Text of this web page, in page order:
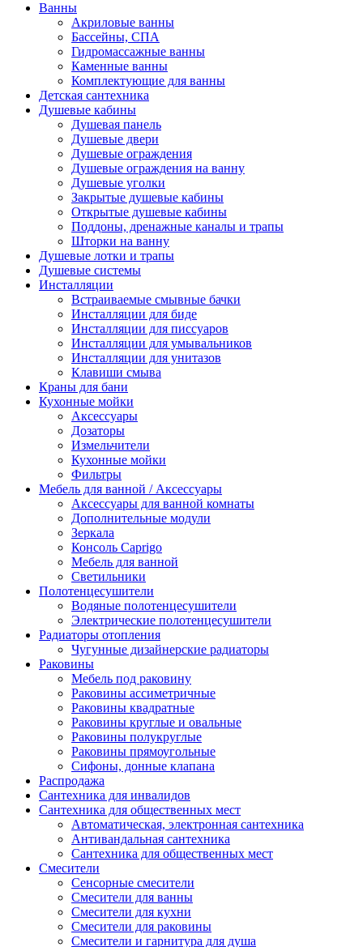
Ванны
Акриловые ванны
Бассейны, СПА
Гидромассажные ванны
Каменные ванны
Комплектующие для ванны
Детская сантехника
Душевые кабины
Душевая панель
Душевые двери
Душевые ограждения
Душевые ограждения на ванну
Душевые уголки
Закрытые душевые кабины
Открытые душевые кабины
Поддоны, дренажные каналы и трапы
Шторки на ванну
Душевые лотки и трапы
Душевые системы
Инсталляции
Встраиваемые смывные бачки
Инсталляции для биде
Инсталляции для писсуаров
Инсталляции для умывальников
Инсталляции для унитазов
Клавиши смыва
Краны для бани
Кухонные мойки
Аксессуары
Дозаторы
Измельчители
Кухонные мойки
Фильтры
Мебель для ванной / Аксессуары
Аксессуары для ванной комнаты
Дополнительные модули
Зеркала
Консоль Caprigo
Мебель для ванной
Светильники
Полотенцесушители
Водяные полотенцесушители
Электрические полотенцесушители
Радиаторы отопления
Чугунные дизайнерские радиаторы
Раковины
Мебель под раковину
Раковины ассиметричные
Раковины квадратные
Раковины круглые и овальные
Раковины полукруглые
Раковины прямоугольные
Сифоны, донные клапана
Распродажа
Сантехника для инвалидов
Сантехника для общественных мест
Автоматическая, электронная сантехника
Антивандальная сантехника
Сантехника для общественных мест
Смесители
Сенсорные смесители
Смесители для ванны
Смесители для кухни
Смесители для раковины
Смесители и гарнитура для душа